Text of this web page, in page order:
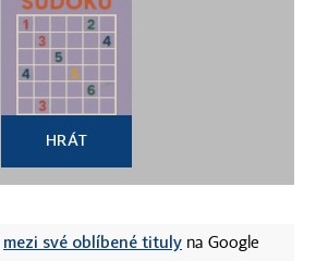
HRÁT
mezi své oblíbené tituly na Google